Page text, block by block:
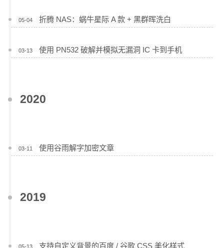
05-04 折腾 NAS：蜗牛星际 A 款 + 黑群晖洗白
03-13 使用 PN532 破解并模拟无漏洞 IC 卡到手机
2020
03-11 使用谷雨解字加密文章
2019
05-13 支持自定义背景的百度 / 谷歌 CSS 美化样式